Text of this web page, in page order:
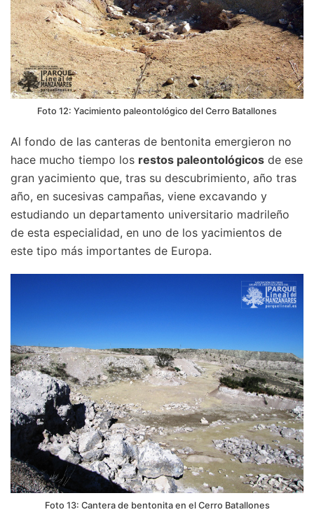
Foto 12: Yacimiento paleontológico del Cerro Batallones
Al fondo de las canteras de bentonita emergieron no
hace mucho tiempo los restos paleontológicos de ese
gran yacimiento que, tras su descubrimiento, año tras
año, en sucesivas campañas, viene excavando y
estudiando un departamento universitario madrileño
de esta especialidad, en uno de los yacimientos de
este tipo más importantes de Europa.
Foto 13: Cantera de bentonita en el Cerro Batallones